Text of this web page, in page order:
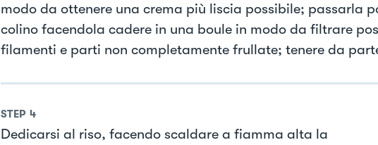
modo da ottenere una crema più liscia possibile; passarla
colino facendola cadere in una boule in modo da filtrare
filamenti e parti non completamente frullate; tenere da
STEP 4
Dedicarsi al riso, facendo scaldare a fiamma alta la